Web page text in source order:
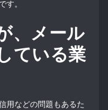
す。
、メール
ている業
用などの問題もあるた